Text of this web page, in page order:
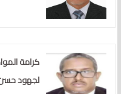
كرامة
لجهود حسن